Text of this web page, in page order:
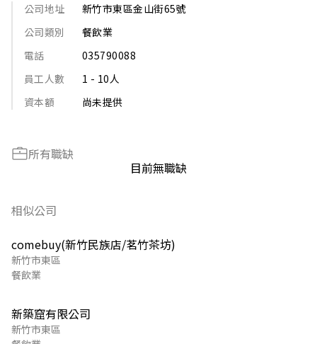
公司地址
新竹市東區金山街65號
公司類別
餐飲業
電話
035790088
員工人數
1 - 10人
資本額
尚未提供
所有職缺
目前無職缺
相似公司
comebuy(新竹民族店/茗竹茶坊)
新竹市東區
餐飲業
新築窟有限公司
新竹市東區